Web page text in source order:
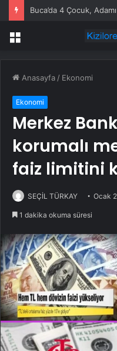
Buca’da 4 Çocuk,
Menü
Anasayfa / Ekonomi
Ekonomi
Merkez
korumalı
faiz limitini
SEÇİL TÜRKAY Ocak
1 dakika okuma süresi